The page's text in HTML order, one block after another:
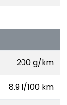
200 g/km
8.9 l/100 km